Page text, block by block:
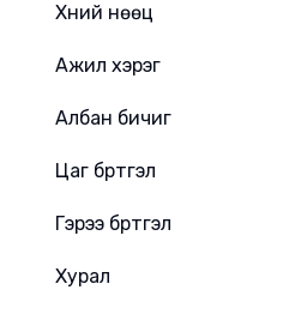
Хүний нөөц
Ажил хэрэг
Албан бичиг
Цаг бүртгэл
Гэрээ бүртгэл
Хурал